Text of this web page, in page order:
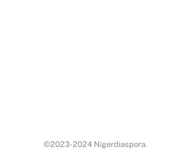
©2023-2024 Nigerdiaspora.